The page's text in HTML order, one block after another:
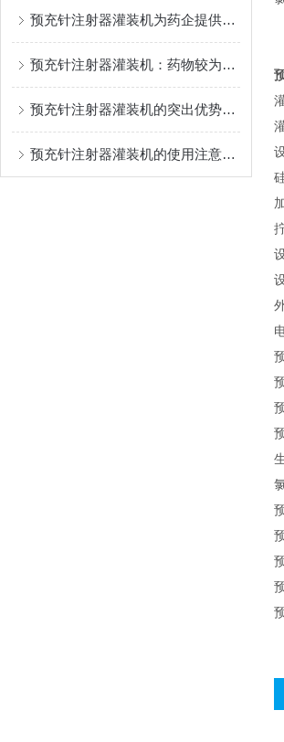
预充针注射器灌装机为药企提供了一种降低污染风险的解决方案
预充针注射器灌装机：药物较为准确灌装的幕后设备
预充针注射器灌装机的突出优势：灌装精度高
预充针注射器灌装机的使用注意事项